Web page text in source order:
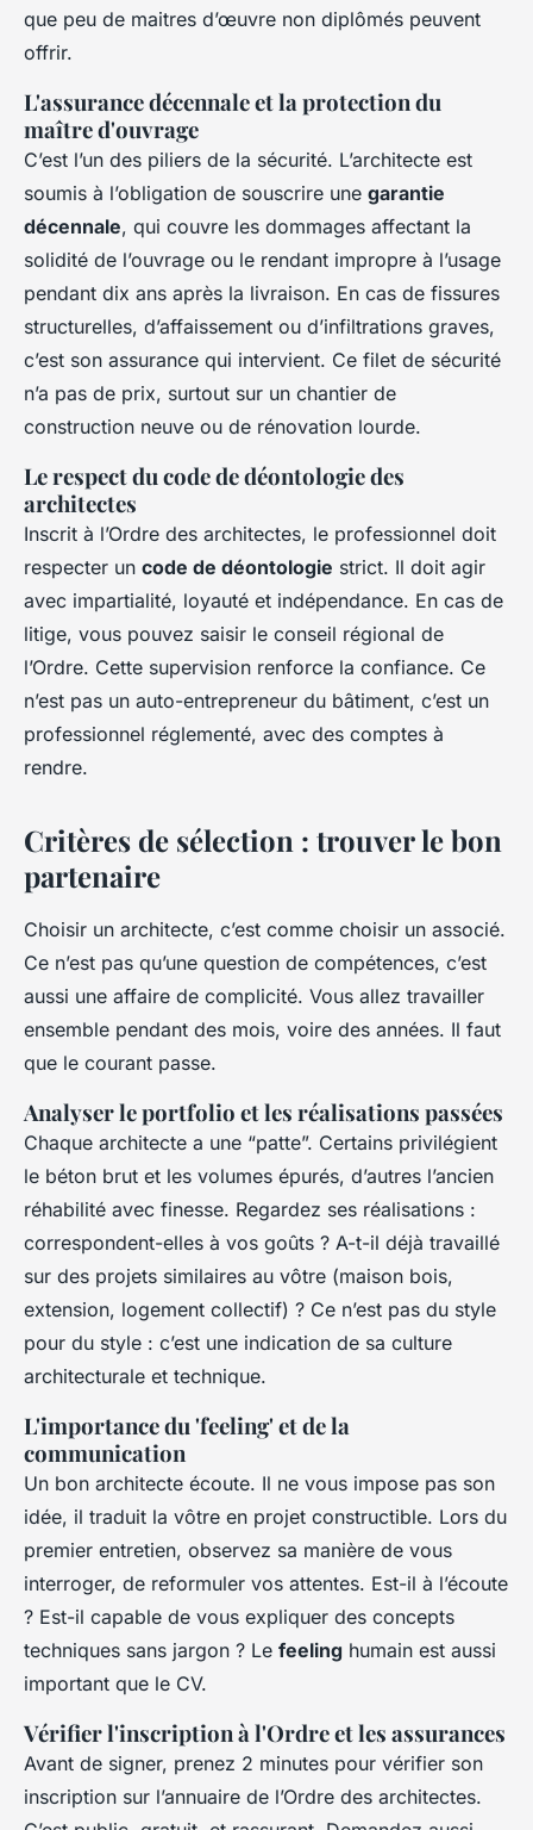
que peu de maitres d’œuvre non diplômés peuvent
offrir.
L'assurance décennale et la protection du
maître d'ouvrage
C’est l’un des piliers de la sécurité. L’architecte est
soumis à l’obligation de souscrire une garantie
décennale, qui couvre les dommages affectant la
solidité de l’ouvrage ou le rendant impropre à l’usage
pendant dix ans après la livraison. En cas de fissures
structurelles, d’affaissement ou d’infiltrations graves,
c’est son assurance qui intervient. Ce filet de sécurité
n’a pas de prix, surtout sur un chantier de
construction neuve ou de rénovation lourde.
Le respect du code de déontologie des
architectes
Inscrit à l’Ordre des architectes, le professionnel doit
respecter un code de déontologie strict. Il doit agir
avec impartialité, loyauté et indépendance. En cas de
litige, vous pouvez saisir le conseil régional de
l’Ordre. Cette supervision renforce la confiance. Ce
n’est pas un auto-entrepreneur du bâtiment, c’est un
professionnel réglementé, avec des comptes à
rendre.
Critères de sélection : trouver le bon
partenaire
Choisir un architecte, c’est comme choisir un associé.
Ce n’est pas qu’une question de compétences, c’est
aussi une affaire de complicité. Vous allez travailler
ensemble pendant des mois, voire des années. Il faut
que le courant passe.
Analyser le portfolio et les réalisations passées
Chaque architecte a une “patte”. Certains privilégient
le béton brut et les volumes épurés, d’autres l’ancien
réhabilité avec finesse. Regardez ses réalisations :
correspondent-elles à vos goûts ? A-t-il déjà travaillé
sur des projets similaires au vôtre (maison bois,
extension, logement collectif) ? Ce n’est pas du style
pour du style : c’est une indication de sa culture
architecturale et technique.
L'importance du 'feeling' et de la
communication
Un bon architecte écoute. Il ne vous impose pas son
idée, il traduit la vôtre en projet constructible. Lors du
premier entretien, observez sa manière de vous
interroger, de reformuler vos attentes. Est-il à l’écoute
? Est-il capable de vous expliquer des concepts
techniques sans jargon ? Le feeling humain est aussi
important que le CV.
Vérifier l'inscription à l'Ordre et les assurances
Avant de signer, prenez 2 minutes pour vérifier son
inscription sur l’annuaire de l’Ordre des architectes.